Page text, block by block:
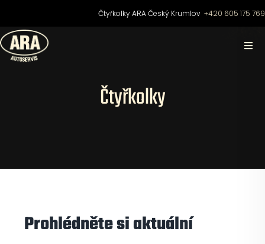
obsah
Čtyřkolky ARA Český Krumlov+420 605 175 769
Skútry
Čtyřkolky
Prohlédněte si aktuální